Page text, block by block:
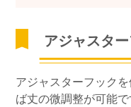
アジャスタ
アジャスターフック
ば丈の微調整が可能で